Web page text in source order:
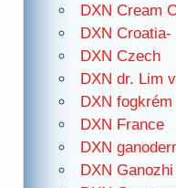
DXN Cream
DXN
DXN Czech
DXN dr. Lim
DXN fogkrém
DXN France
DXN
DXN